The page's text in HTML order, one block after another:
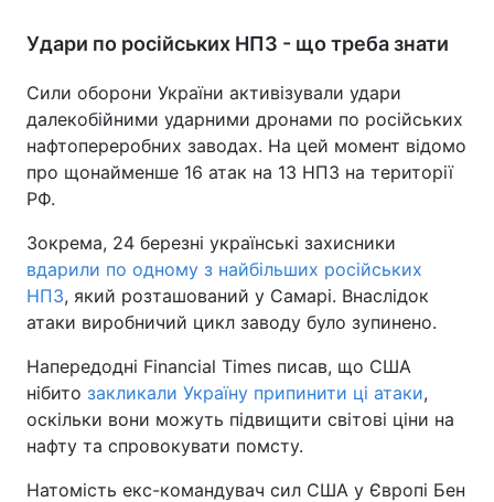
Удари по російських НПЗ - що треба знати
Сили оборони України активізували удари
далекобійними ударними дронами по російських
нафтопереробних заводах. На цей момент відомо
про щонайменше 16 атак на 13 НПЗ на території
РФ.
Зокрема, 24 березні українські захисники
вдарили по одному з найбільших російських
НПЗ, який розташований у Самарі. Внаслідок
атаки виробничий цикл заводу було зупинено.
Напередодні Financial Times писав, що США
нібито закликали Україну припинити ці атаки,
оскільки вони можуть підвищити світові ціни на
нафту та спровокувати помсту.
Натомість екс-командувач сил США у Європі Бен